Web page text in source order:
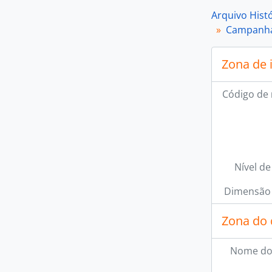
Arquivo
Zona de
Código
Nível
Zona do
Nome